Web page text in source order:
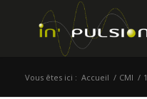
Vous êtes ici : Accueil / CMI / 1